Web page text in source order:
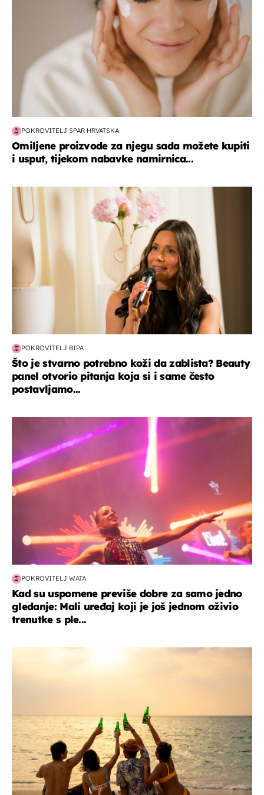
POKROVITELJ SPAR HRVATSKA
Omiljene proizvode za njegu sada možete kupiti
i usput, tijekom nabavke namirnica...
moda & ljepota
POKROVITELJ BIPA
Što je stvarno potrebno koži da zablista? Beauty
panel otvorio pitanja koja si i same često
postavljamo...
POKROVITELJ WATA
Kad su uspomene previše dobre za samo jedno
gledanje: Mali uređaj koji je još jednom oživio
trenutke s ple...